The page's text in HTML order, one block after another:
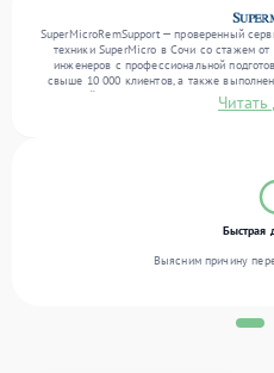
SuperMicroRemSupport — проверенный
техники SuperMicro в Сочи со стажем
инженеров с профессиональной
свыше 10 000 клиентов, а также
сервисный центр поступает более 300
различного уровня сложности и Читать
Быстрая
Выясним причину